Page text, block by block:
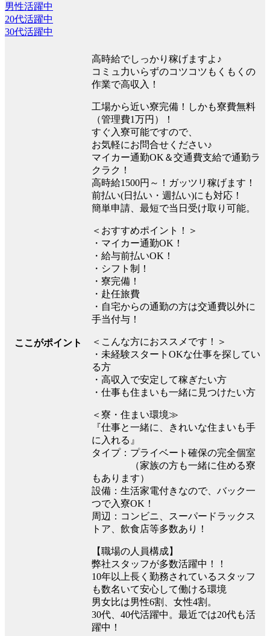
男性活躍中
20代活躍中
30代活躍中
ここがポイント
高時給でしっかり稼げますよ♪
コミュ力いらずのコツコツもくもくの
作業で高収入！
工場から近い寮完備！しかも寮費無料
（管理費1万円）！
すぐ入寮可能ですので、
お気軽にお問合せください♪
マイカー通勤OK＆交通費支給で通勤ラ
クラク！
高時給1500円～！ガッツリ稼げます！
前払い(日払い・週払い)にも対応！
簡単申請、最短で当日受け取り可能。
＜おすすめポイント！＞
・マイカー通勤OK！
・給与前払いOK！
・シフト制！
・寮完備！
・赴任旅費
・自宅からの通勤の方は交通費以外に
手当付与！
＜こんな方におススメです！＞
・未経験スタートOKな仕事を探してい
る方
・高収入で安定して稼ぎたい方
・仕事も住まいも一緒に見つけたい方
＜寮・住まい環境≫
『仕事と一緒に、きれいな住まいも手
に入れる』
タイプ：プライベート確保の完全個室
（家族の方も一緒に住める寮
もあります）
設備：生活家電付きなので、バック一
つで入寮OK！
周辺：コンビニ、スーパードラックス
トア、飲食店等多数あり！
【職場の人員構成】
弊社スタッフが多数活躍中！！
10年以上長く勤務されているスタッフ
も数名いて安心して働ける環境
男女比は男性6割、女性4割。
30代、40代活躍中。最近では20代も活
躍中！